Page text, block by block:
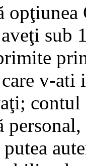
sub
v-